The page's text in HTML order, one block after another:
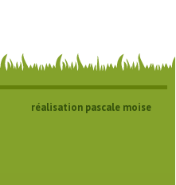
réalisation pascale moise